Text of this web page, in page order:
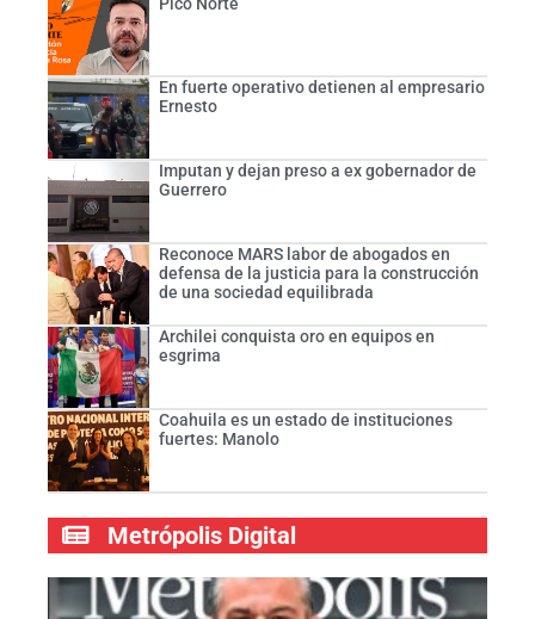
Pico Norte
En fuerte operativo detienen al empresario
Ernesto
Imputan y dejan preso a ex gobernador de
Guerrero
Reconoce MARS labor de abogados en
defensa de la justicia para la construcción
de una sociedad equilibrada
Archilei conquista oro en equipos en
esgrima
Coahuila es un estado de instituciones
fuertes: Manolo
Metrópolis Digital